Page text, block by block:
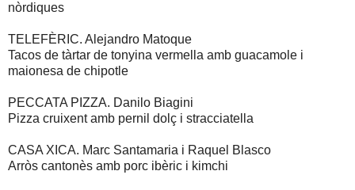
nòrdiques
TELEFÈRIC. Alejandro Matoque
Tacos de tàrtar de tonyina vermella amb guacamole i
maionesa de chipotle
PECCATA PIZZA. Danilo Biagini
Pizza cruixent amb pernil dolç i stracciatella
CASA XICA. Marc Santamaria i Raquel Blasco
Arròs cantonès amb porc ibèric i kimchi